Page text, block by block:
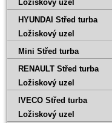
Ložiskový uzel
HYUNDAI Střed turba
Ložiskový uzel
Mini Střed turba
RENAULT Střed turba
Ložiskový uzel
IVECO Střed turba
Ložiskový uzel